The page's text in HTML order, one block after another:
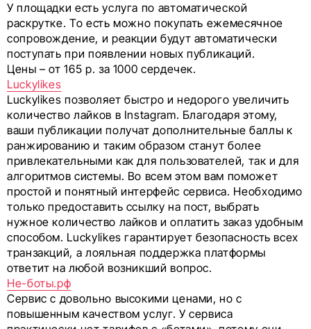
У площадки есть услуга по автоматической
раскрутке. То есть можно покупать ежемесячное
сопровождение, и реакции будут автоматически
поступать при появлении новых публикаций.
Цены – от 165 р. за 1000 сердечек.
Luckylikes
Luckylikes позволяет быстро и недорого увеличить
количество лайков в Instagram. Благодаря этому,
ваши публикации получат дополнительные баллы к
ранжированию и таким образом станут более
привлекательными как для пользователей, так и для
алгоритмов системы. Во всем этом вам поможет
простой и понятный интерфейс сервиса. Необходимо
только предоставить ссылку на пост, выбрать
нужное количество лайков и оплатить заказ удобным
способом. Luckylikes гарантирует безопасность всех
транзакций, а лояльная поддержка платформы
ответит на любой возникший вопрос.
Не-боты.рф
Сервис с довольно высокими ценами, но с
повышенным качеством услуг. У сервиса